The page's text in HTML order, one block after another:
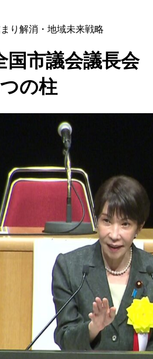
り解消・地域未来戦略
国市議会議長会
の柱